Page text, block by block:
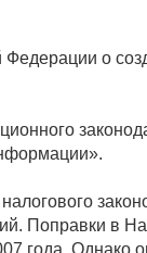
о
Поправки в
года.